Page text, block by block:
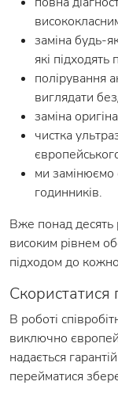
заміна будь-
які
полірування
виглядати
заміна
чистка
ми
годинників.
Вже понад десять
високим рівнем
підходом до
Скористатися
В роботі
виключно
надається
перейматися